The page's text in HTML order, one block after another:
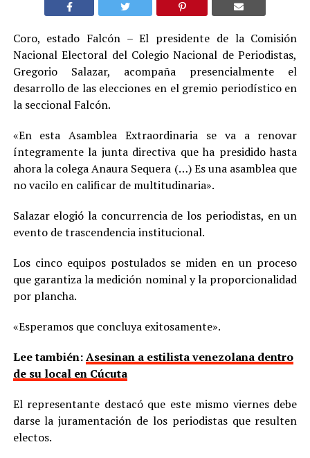
Coro, estado Falcón – El presidente de la Comisión
Nacional Electoral del Colegio Nacional de Periodistas,
Gregorio Salazar, acompaña presencialmente el
desarrollo de las elecciones en el gremio periodístico en
la seccional Falcón.
«En esta Asamblea Extraordinaria se va a renovar
íntegramente la junta directiva que ha presidido hasta
ahora la colega Anaura Sequera (…) Es una asamblea que
no vacilo en calificar de multitudinaria».
Salazar elogió la concurrencia de los periodistas, en un
evento de trascendencia institucional.
Los cinco equipos postulados se miden en un proceso
que garantiza la medición nominal y la proporcionalidad
por plancha.
«Esperamos que concluya exitosamente».
Lee también:Asesinan a estilista venezolana dentro
de su local en Cúcuta
El representante destacó que este mismo viernes debe
darse la juramentación de los periodistas que resulten
electos.